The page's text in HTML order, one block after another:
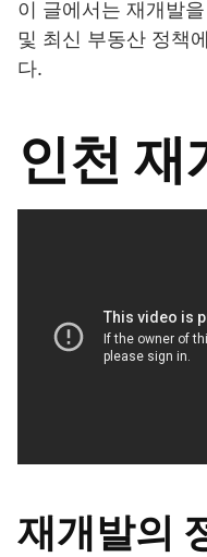
이 글에서는 재개발
및 최신 부동산 정책
다.
인천 재
재개발의